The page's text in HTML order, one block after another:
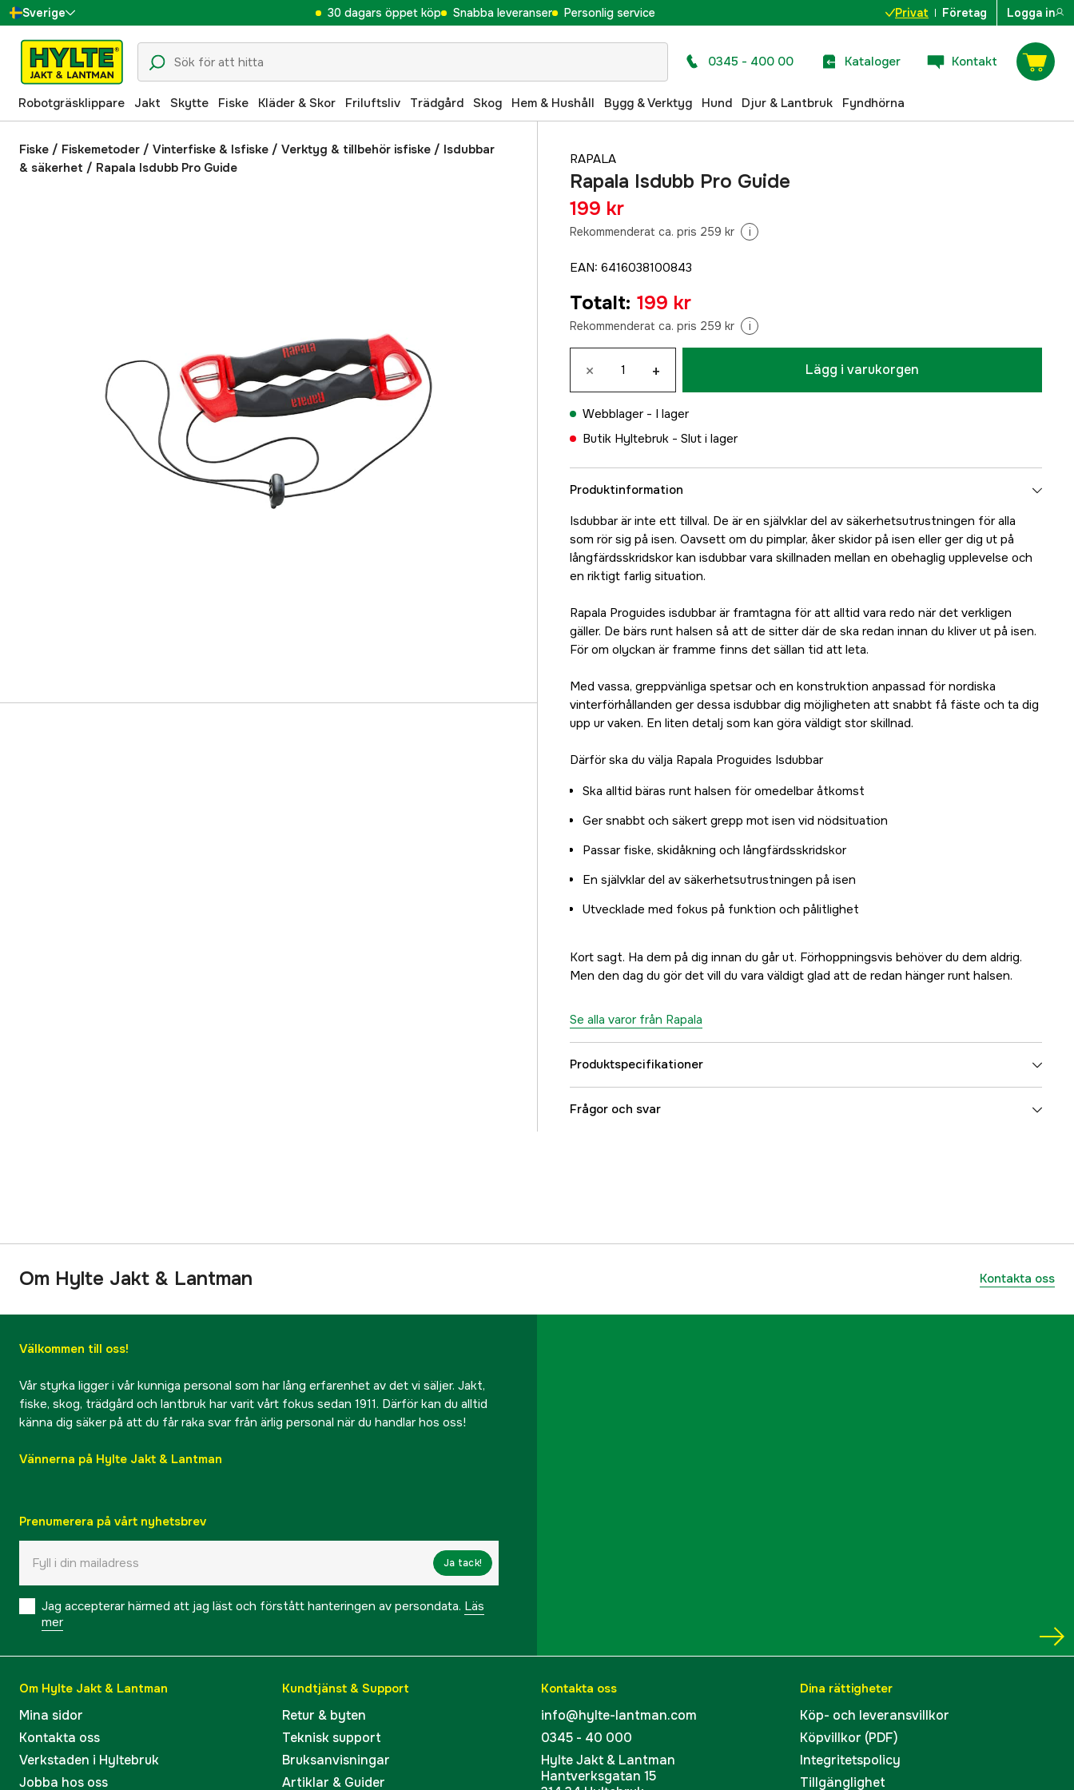
Sverige
Danmark
Suomi
Norge
Deutschland
30 dagars öppet köp Snabba leveranser Personlig service Privat Företag Logga in
0345 - 400 00 Kataloger Kontakt
Robotgräsklippare Jakt Skytte Fiske Kläder & Skor Friluftsliv Trädgård Skog Hem & Hushåll Bygg & Verktyg Hund Djur & Lantbruk Fyndhörna
Fiske / Fiskemetoder / Vinterfiske & Isfiske / Verktyg & tillbehör isfiske / Isdubbar
& säkerhet / Rapala Isdubb Pro Guide
RAPALA
Rapala Isdubb Pro Guide
199 kr
Rekommenderat ca. pris 259 kr i
EAN: 6416038100843
Totalt: 199 kr
Rekommenderat ca. pris 259 kr i
× + Lägg i varukorgen
Webblager - I lager
Butik Hyltebruk - Slut i lager
Produktinformation
Isdubbar är inte ett tillval. De är en självklar del av säkerhetsutrustningen för alla
som rör sig på isen. Oavsett om du pimplar, åker skidor på isen eller ger dig ut på
långfärdsskridskor kan isdubbar vara skillnaden mellan en obehaglig upplevelse och
en riktigt farlig situation.
Rapala Proguides isdubbar är framtagna för att alltid vara redo när det verkligen
gäller. De bärs runt halsen så att de sitter där de ska redan innan du kliver ut på isen.
För om olyckan är framme finns det sällan tid att leta.
Med vassa, greppvänliga spetsar och en konstruktion anpassad för nordiska
vinterförhållanden ger dessa isdubbar dig möjligheten att snabbt få fäste och ta dig
upp ur vaken. En liten detalj som kan göra väldigt stor skillnad.
Därför ska du välja Rapala Proguides Isdubbar
Ska alltid bäras runt halsen för omedelbar åtkomst
Ger snabbt och säkert grepp mot isen vid nödsituation
Passar fiske, skidåkning och långfärdsskridskor
En självklar del av säkerhetsutrustningen på isen
Utvecklade med fokus på funktion och pålitlighet
Kort sagt. Ha dem på dig innan du går ut. Förhoppningsvis behöver du dem aldrig.
Men den dag du gör det vill du vara väldigt glad att de redan hänger runt halsen.
Se alla varor från Rapala
Produktspecifikationer
Referensnummer
Frågor och svar
Om Hylte Jakt & Lantman Kontakta oss
Välkommen till oss!
Vår styrka ligger i vår kunniga personal som har lång erfarenhet av det vi säljer. Jakt,
fiske, skog, trädgård och lantbruk har varit vårt fokus sedan 1911. Därför kan du alltid
känna dig säker på att du får raka svar från ärlig personal när du handlar hos oss!
Vännerna på Hylte Jakt & Lantman
Prenumerera på vårt nyhetsbrev
Ja tack!
Jag accepterar härmed att jag läst och förstått hanteringen av persondata. Läs
mer
Om Hylte Jakt & Lantman
Mina sidor
Kontakta oss
Verkstaden i Hyltebruk
Jobba hos oss
Kundtjänst & Support
Retur & byten
Teknisk support
Bruksanvisningar
Artiklar & Guider
Kontakta oss
info@hylte-lantman.com
0345 - 40 000
Hylte Jakt & Lantman
Hantverksgatan 15
Dina rättigheter
Köp- och leveransvillkor
Köpvillkor (PDF)
Integritetspolicy
Tillgänglighet